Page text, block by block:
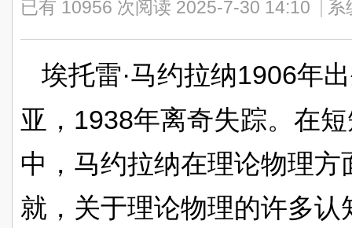
已有 10956 次阅读 2025-7-30 14:10 系
埃托雷·马约拉纳1906年
亚， 1938年离奇失踪。在
中，马约拉纳在理论物理
就，关于理论物理的许多